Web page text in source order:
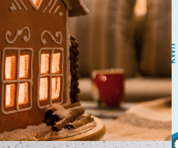
er fylt til randen og
dusjer. Spillkonsollene har
seks. Klart det går med mer